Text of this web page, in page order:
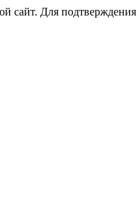
сайт. Для